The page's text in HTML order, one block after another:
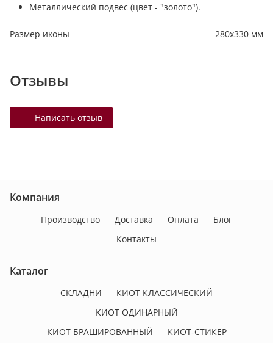
Металлический подвес (цвет - "золото").
Размер иконы 280х330 мм
Отзывы
Написать отзыв
Компания
Производство Доставка Оплата
Блог
Контакты
Каталог
СКЛАДНИ
КИОТ КЛАССИЧЕСКИЙ
КИОТ ОДИНАРНЫЙ
КИОТ БРАШИРОВАННЫЙ
КИОТ-СТИКЕР